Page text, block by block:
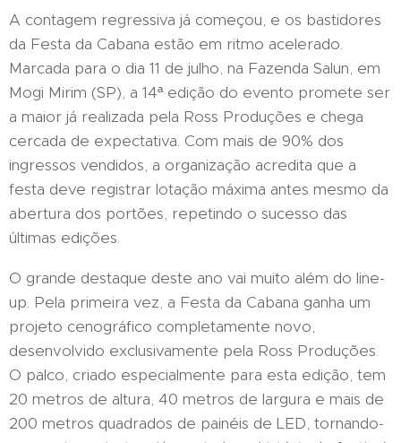
A contagem regressiva já começou, e os bastidores
da Festa da Cabana estão em ritmo acelerado.
Marcada para o dia 11 de julho, na Fazenda Salun, em
Mogi Mirim (SP), a 14ª edição do evento promete ser
a maior já realizada pela Ross Produções e chega
cercada de expectativa. Com mais de 90% dos
ingressos vendidos, a organização acredita que a
festa deve registrar lotação máxima antes mesmo da
abertura dos portões, repetindo o sucesso das
últimas edições.
O grande destaque deste ano vai muito além do line-
up. Pela primeira vez, a Festa da Cabana ganha um
projeto cenográfico completamente novo,
desenvolvido exclusivamente pela Ross Produções.
O palco, criado especialmente para esta edição, tem
20 metros de altura, 40 metros de largura e mais de
200 metros quadrados de painéis de LED, tornando-